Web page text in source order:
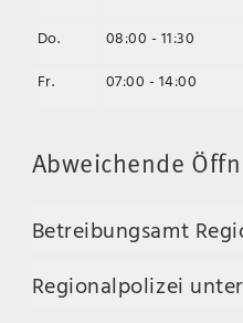
Do.
08:00 - 11:30
Fr.
07:00 - 14:00
Abweichende
Betreibungsamt
Regionalpolizei